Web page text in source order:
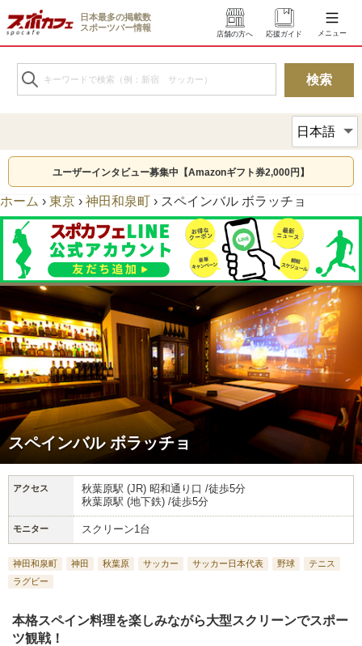
日本最多の掲載数
スポーツバー情報
店舗の方へ 応援ガイド メニュー
ユーザーインタビュー募集中【Amazonギフト券2,000円】
ホーム › 東京 › 神田和泉町 › スペインバル ボラッチョ
スペインバル ボラッチョ
アクセス
秋葉原駅 (JR) 昭和通り口 /徒歩5分
秋葉原駅 (地下鉄) /徒歩5分
モニター スクリーン1台
神田和泉町 神田 秋葉原 サッカー サッカー日本代表 野球
テニス
ラグビー
本格スペイン料理を楽しみながら大型スクリーンでスポー
ツ観戦！